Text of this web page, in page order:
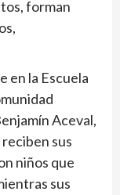
forman
en la Escuela
Aceval,
sus
niños que
sus